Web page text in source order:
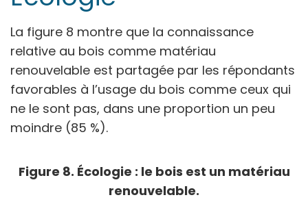
La figure 8 montre que la connaissance
relative au bois comme matériau
renouvelable est partagée par les répondants
favorables à l’usage du bois comme ceux qui
ne le sont pas, dans une proportion un peu
moindre (85 %).
Figure 8. Écologie : le bois est un matériau
renouvelable.